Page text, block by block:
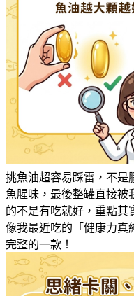
挑魚油超容易踩雷，不是
魚腥味，最後整罐直接被
的不是有吃就好，重點其
像我最近吃的「健康力真
完整的一款！